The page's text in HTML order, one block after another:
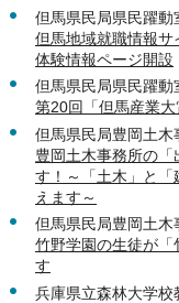
但馬県民局県民躍動
但馬地域就職情報
体験情報ページ開設
但馬県民局県民躍動
第20回「但馬産業
但馬県民局豊岡土木
豊岡土木事務所の
す！～「土木」と
えます～
但馬県民局豊岡土木
竹野学園の生徒が「
す
兵庫県立森林大学校